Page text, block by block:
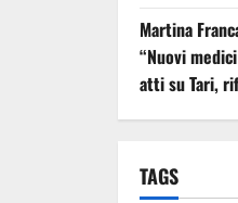
Martina
“Nuovi
atti su Tari,
TAGS